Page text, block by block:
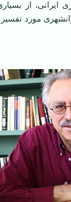
از
مورد تفسیر